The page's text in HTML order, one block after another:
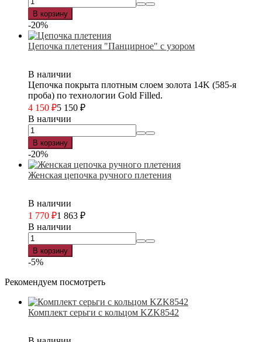
В корзину
-20%
Цепочка плетения "Панцирное" с узором
В наличии
Цепочка покрыта плотным слоем золота 14K (585-я
проба) по технологии Gold Filled.
4 150 ₽5 150 ₽
В наличии
В корзину
-20%
Женская цепочка ручного плетения
В наличии
1 770 ₽1 863 ₽
В наличии
В корзину
-5%
Рекомендуем посмотреть
Комплект серьги с кольцом KZK8542